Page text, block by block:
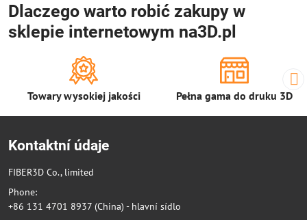
Dlaczego warto robić zakupy w
sklepie internetowym na3D.pl
Towary wysokiej jakości Pełna gama do druku 3D
Kontaktní údaje
FIBER3D Co., limited
Phone:
+86 131 4701 8937 (China) - hlavní sídlo